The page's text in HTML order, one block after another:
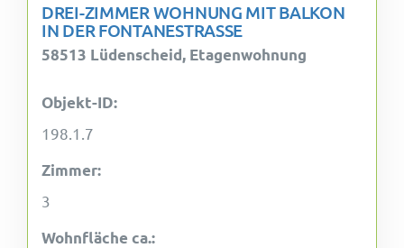
DREI-ZIMMER WOHNUNG MIT BALKON
IN DER FONTANESTRASSE
58513 Lüdenscheid, Etagenwohnung
Objekt-ID:
198.1.7
Zimmer:
3
Wohnfläche ca.: